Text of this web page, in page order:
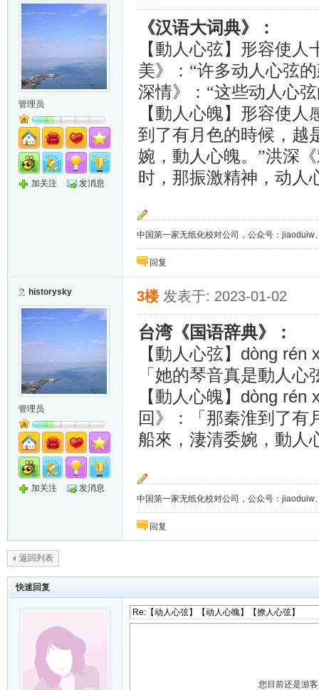
管理员
加关注 发消息
《汉语大词典》：
【動人心弦】形容使
美》：“许多动人心弦
深情》：“这些动人心
【動人心魄】形容使
到了有月色的時候，越
婉，動人心魄。”洪深
时，那振激精神，动人
中国第一家无纸化校对公司，公众号：
回复
historysky
管理员
加关注 发消息
3楼 发表于: 2023-01-02
台湾《国语辞典》：
【動人心弦】 dòng rén
「她的琴音真是動人心
【動人心魄】 dòng rén
回》：「那秦淮到了有
船來，淒清委婉，動人
中国第一家无纸化校对公司，公众号：
回复
返回列表
快速回复
您目前还是游